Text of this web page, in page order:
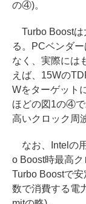
の④)。
Turbo Boostは
る。PCベンダ
なく、実際には
えば、15Wの
Wをターゲット
ほどの図1の④で
高いクロック周
なお、Intelの
o Boost時最高
Turbo Boostで
数で消費する電